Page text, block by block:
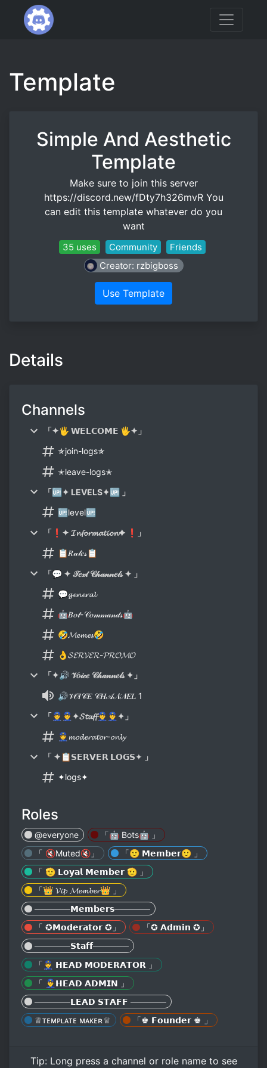
Template
Simple And Aesthetic
Template
Make sure to join this server
https://discord.new/fDty7h326mvR You
can edit this template whatever do you
want
35 uses Community
Friends
Creator: rzbigboss
Use Template
Details
Channels
「✦🖐 𝗪𝗘𝗟𝗖𝗢𝗠𝗘 🖐✦」
✯join-logs✯
✭leave-logs✭
「🆙✦ LEVELS✦🆙 」
🆙level🆙
「❗✦ 𝓘𝓷𝓯𝓸𝓻𝓶𝓪𝓽𝓲𝓸𝓷✦ ❗」
📋𝑅𝓊𝓁𝑒𝓈📋
「💬 ✦ 𝒯𝑒𝓍𝓉 𝒞𝒽𝒶𝓃𝓃𝑒𝓁𝓈 ✦ 」
💬𝓰𝓮𝓷𝓮𝓻𝓪𝓵
🤖𝐵𝑜𝓉-𝒞𝑜𝓂𝓂𝒶𝓃𝒹𝓈🤖
🤣𝓜𝓮𝓶𝓮𝓼🤣
👌𝓢𝓔𝓡𝓥𝓔𝓡-𝓟𝓡𝓞𝓜𝓞
「✦🔊 𝒱𝑜𝒾𝒸𝑒 𝒞𝒽𝒶𝓃𝓃𝑒𝓁𝓈 ✦」
🔊𝒱𝒪𝐼𝒞𝐸 𝒞𝐻𝒜𝒩𝒩𝐸𝐿 1
「👮👮✦𝓢𝓽𝓪𝓯𝓯👮👮✦」
👮𝓶𝓸𝓭𝓮𝓻𝓪𝓽𝓸𝓻-𝓸𝓷𝓵𝔂
「 ✦📋𝗦𝗘𝗥𝗩𝗘𝗥 𝗟𝗢𝗚𝗦✦ 」
✦logs✦
Roles
@everyone
「🤖 Bots🤖 」
「 🔇Muted🔇」
「🙂 𝗠𝗲𝗺𝗯𝗲𝗿🙂 」
「 🫡 𝗟𝗼𝘆𝗮𝗹 𝗠𝗲𝗺𝗯𝗲𝗿 🫡 」
「👑 𝓥𝓲𝓹 𝓜𝓮𝓶𝓫𝓮𝓻👑 」
──────𝗠𝗲𝗺𝗯𝗲𝗿𝘀──────
「 ✪𝗠𝗼𝗱𝗲𝗿𝗮𝘁𝗼𝗿 ✪」
「✪ 𝗔𝗱𝗺𝗶𝗻 ✪」
──────𝗦𝘁𝗮𝗳𝗳──────
「👮‍♂️ 𝗛𝗘𝗔𝗗 𝗠𝗢𝗗𝗘𝗥𝗔𝗧𝗢𝗥 」
「 👮‍♂️𝗛𝗘𝗔𝗗 𝗔𝗗𝗠𝗜𝗡 」
──────𝗟𝗘𝗔𝗗 𝗦𝗧𝗔𝗙𝗙 ──────
♕ᴛᴇᴍᴘʟᴀᴛᴇ ᴍᴀᴋᴇʀ♕
「♚ 𝗙𝗼𝘂𝗻𝗱𝗲𝗿 ♚ 」
Tip: Long pressa channel or role name to see